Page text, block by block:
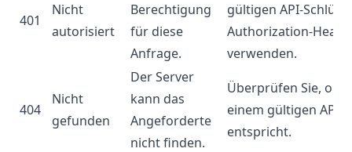
401
Nicht
autorisiert
Berechtigung
für diese
Anfrage.
gültigen API-
Authorization-
verwenden.
404
Nicht
gefunden
Der Server
kann das
Angeforderte
nicht finden.
Überprüfen Sie, ob
einem gültigen API-
entspricht.